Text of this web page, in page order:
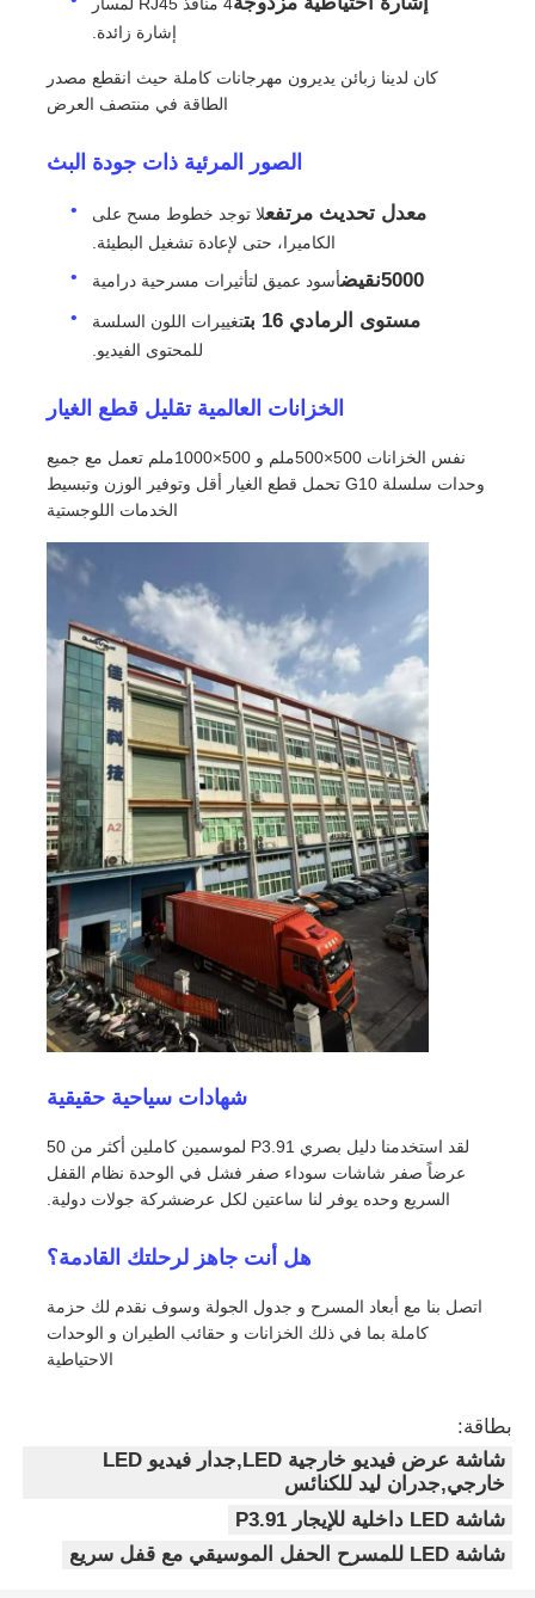
شاشة عرض LED
لوحة عرض LED للخارج
لوحة الإعلانات في الهواء الطلق
4 منافذ RJ45 لمسار
إشارة زائدة.
كان لدينا زبائن يديرون مهرجانات كاملة حيث انقطع مصدر
الطاقة في منتصف العرض
الصور المرئية ذات جودة البث
معدل تحديث مرتفعلا توجد خطوط مسح على
الكاميرا، حتى لإعادة تشغيل البطيئة.
5000نقيض أسود عميق لتأثيرات مسرحية درامية
مستوى الرمادي 16 بت
تغييرات اللون السلسة
للمحتوى الفيديو.
الخزانات العالمية تقليل قطع الغيار
نفس الخزانات 500×500ملم و 500×1000ملم تعمل مع جميع
وحدات سلسلة G10 تحمل قطع الغيار أقل وتوفير الوزن وتبسيط
الخدمات اللوجستية
شهادات سياحية حقيقية
لقد استخدمنا دليل بصري P3.91 لموسمين كاملين أكثر من 50
عرضاً صفر شاشات سوداء صفر فشل في الوحدة نظام القفل
السريع وحده يوفر لنا ساعتين لكل عرضشركة جولات دولية.
هل أنت جاهز لرحلتك القادمة؟
اتصل بنا مع أبعاد المسرح و جدول الجولة وسوف نقدم لك حزمة
كاملة بما في ذلك الخزانات و حقائب الطيران و الوحدات
الاحتياطية
بطاقة:
شاشة عرض فيديو خارجية LED,جدار فيديو LED
خارجي,جدران ليد للكنائس
شاشة LED داخلية للإيجار P3.91
شاشة LED للمسرح الحفل الموسيقي مع قفل سريع